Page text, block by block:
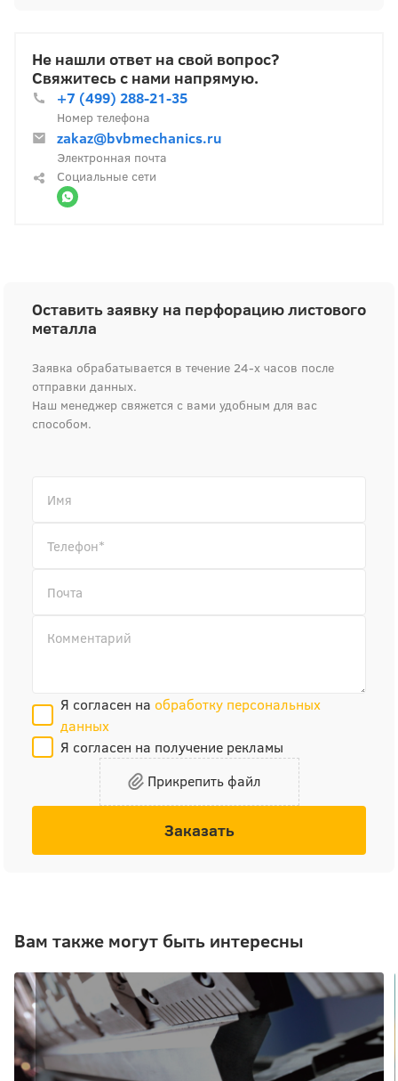
Не нашли ответ на свой вопрос?
Свяжитесь с нами напрямую.
+7 (499) 288-21-35
Номер телефона
zakaz@bvbmechanics.ru
Электронная почта
Социальные сети
Оставить заявку на перфорацию листового
металла
Заявка обрабатывается в течение 24-х часов после
отправки данных.
Наш менеджер свяжется с вами удобным для вас
способом.
Я согласен на обработку персональных
данных
Я согласен на получение рекламы
Прикрепить файл
Заказать
Вам также могут быть интересны